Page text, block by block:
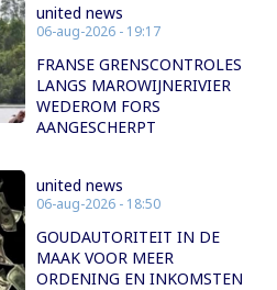
united news
06-aug-2026 - 19:17
FRANSE GRENSCONTROLES
LANGS MAROWIJNERIVIER
WEDEROM FORS
AANGESCHERPT
united news
06-aug-2026 - 18:50
GOUDAUTORITEIT IN DE
MAAK VOOR MEER
ORDENING EN INKOMSTEN